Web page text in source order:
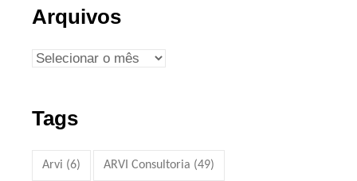
Arquivos
Tags
Arvi (6) ARVI Consultoria (49)